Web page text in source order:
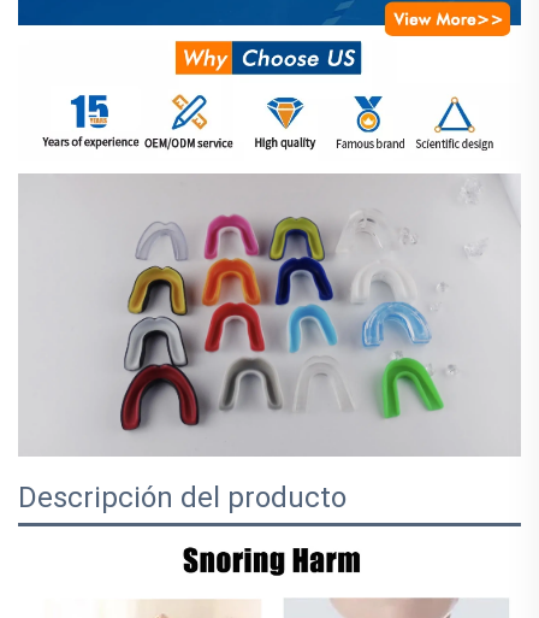
Descripción del producto